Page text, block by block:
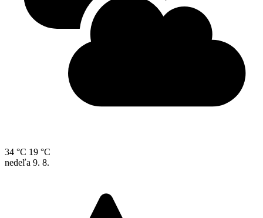
34 °C 19 °C
nedeľa 9. 8.